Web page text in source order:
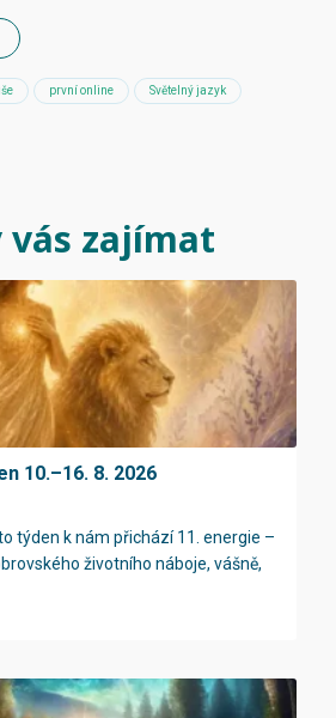
první online Světelný jazyk
vás zajímat
10.–16. 8. 2026
týden k nám přichází 11. energie –
životního náboje, vášně,